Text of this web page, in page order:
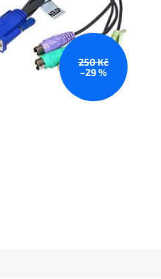
250 Kč
–29 %